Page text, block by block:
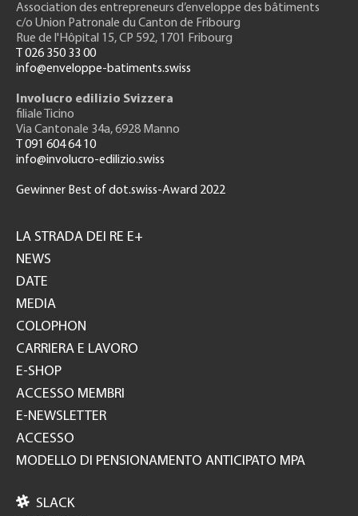
Association des entrepreneurs d’enveloppe des bâtiments
c/o Union Patronale du Canton de Fribourg
Rue de l'Hôpital 15, CP 592, 1701 Fribourg
T 026 350 33 00
info@enveloppe-batiments.swiss
Involucro edilizio Svizzera
filiale Ticino
Via Cantonale 34a, 6928 Manno
T 091 604 64 10
info@involucro-edilizio.swiss
Gewinner Best of dot.swiss-Award 2022
GH
LA STRADA DEI RE E+
NEWS
DATE
MEDIA
COLOPHON
CARRIERA E LAVORO
E-SHOP
ACCESSO MEMBRI
E-NEWSLETTER
ACCESSO
MODELLO DI PENSIONAMENTO ANTICIPATO MPA
 SLACK